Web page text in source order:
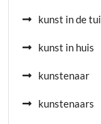
kunst in de
kunst in huis
kunstenaar
kunstenaars